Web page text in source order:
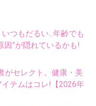
つもだるい...年齢でも
因”が隠れているかも!
がセレクト。健康・美
テムはコレ!【2026年